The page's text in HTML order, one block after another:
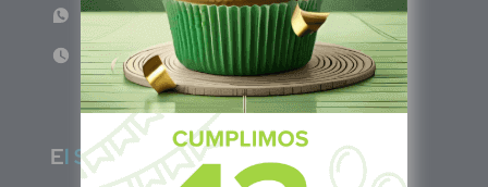
WhatsApp: +57 317 4651554
Lun - Vie 8:00am - 5:00pm
El Salvador